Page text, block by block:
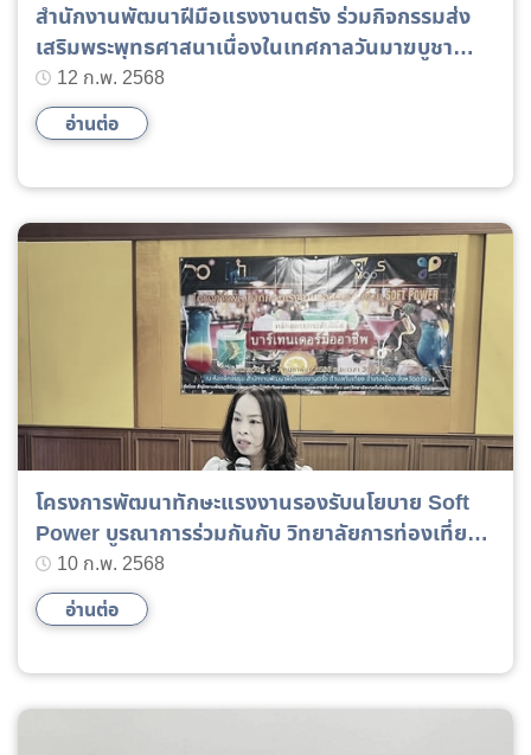
สำนักงานพัฒนาฝีมือแรงงานตรัง ร่วมกิจกรรมส่ง
เสริมพระพุทธศาสนาเนื่องในเทศกาลวันมาฆบูชา
จังหวัดตรัง
12 ก.พ. 2568
อ่านต่อ
โครงการพัฒนาทักษะแรงงานรองรับนโยบาย Soft
Power บูรณาการร่วมกันกับ วิทยาลัยการท่องเที่ยว
และการโรงแรม มหาวิทยาลัยเทคโนโลยีราชมงคลศรี
วิชัย วิทยาเขตตรัง
10 ก.พ. 2568
อ่านต่อ